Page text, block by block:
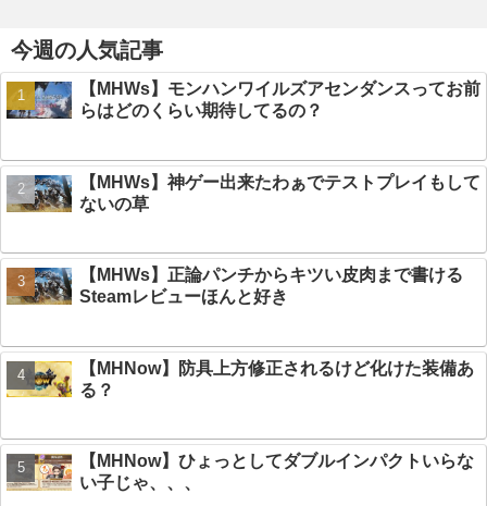
今週の人気記事
【MHWs】モンハンワイルズアセンダンスってお前
らはどのくらい期待してるの？
【MHWs】神ゲー出来たわぁでテストプレイもして
ないの草
【MHWs】正論パンチからキツい皮肉まで書ける
Steamレビューほんと好き
【MHNow】防具上方修正されるけど化けた装備あ
る？
【MHNow】ひょっとしてダブルインパクトいらな
い子じゃ、、、